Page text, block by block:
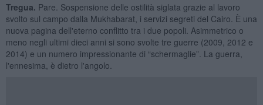
Tregua. Pare. Sospensione delle ostilità siglata grazie al lavoro
svolto sul campo dalla Mukhabarat, i servizi segreti del Cairo. È una
nuova pagina dell'eterno conflitto tra i due popoli. Asimmetrico o
meno negli ultimi dieci anni si sono svolte tre guerre (2009, 2012 e
2014) e un numero impressionante di “schermaglie”. La guerra,
l'ennesima, è dietro l'angolo.